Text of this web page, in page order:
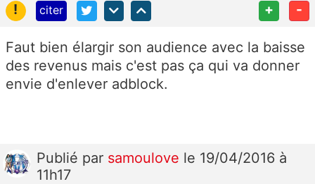
!
citer + -
Faut bien élargir son audience avec la baisse
des revenus mais c'est pas ça qui va donner
envie d'enlever adblock.
Publié par samoulove le 19/04/2016 à
11h17